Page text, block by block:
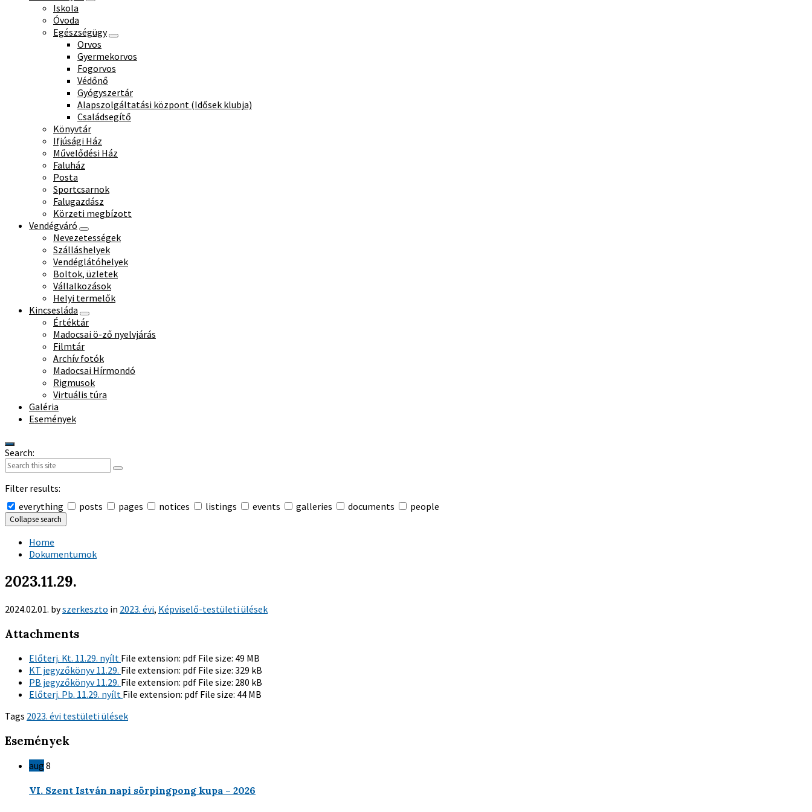
Iskola
Óvoda
Egészségügy
Orvos
Gyermekorvos
Fogorvos
Védőnő
Gyógyszertár
Alapszolgáltatási központ (Idősek klubja)
Családsegítő
Könyvtár
Ifjúsági Ház
Művelődési Ház
Faluház
Posta
Sportcsarnok
Falugazdász
Körzeti megbízott
Vendégváró
Nevezetességek
Szálláshelyek
Vendéglátóhelyek
Boltok, üzletek
Vállalkozások
Helyi termelők
Kincsesláda
Értéktár
Madocsai ö-ző nyelvjárás
Filmtár
Archív fotók
Madocsai Hírmondó
Rigmusok
Virtuális túra
Galéria
Események
Search:
Filter results:
everything
posts pages notices listings events galleries documents people
Collapse search
Home
Dokumentumok
2023.11.29.
2024.02.01. byszerkeszto in 2023. évi, Képviselő-testületi ülések
Attachments
Előterj. Kt. 11.29. nyílt File extension: pdf File size: 49 MB
KT jegyzőkönyv 11.29. File extension: pdf File size: 329 kB
PB jegyzőkönyv 11.29. File extension: pdf File size: 280 kB
Előterj. Pb. 11.29. nyílt File extension: pdf File size: 44 MB
Tags 2023. évi testületi ülések
Események
aug 8
VI. Szent István napi sörpingpong kupa – 2026